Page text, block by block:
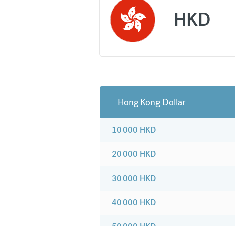
HKD
Hong Kong Dollar
10 000 HKD
20 000 HKD
30 000 HKD
40 000 HKD